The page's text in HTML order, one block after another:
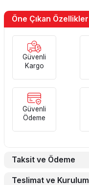
Öne Çıkan Özellikler
Güvenli
Kargo
Güvenli
Ödeme
Taksit ve Ödeme
Teslimat ve Kurulum